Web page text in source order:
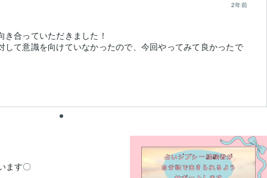
2年前
合っていただきました！
して意識を向けていなかったので、今回やってみて良かったで
ます〇